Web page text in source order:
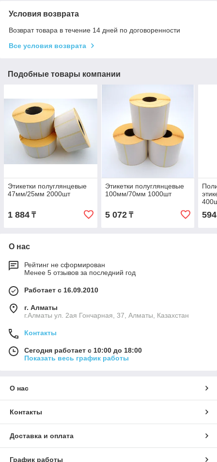
Условия возврата
Возврат товара в течение 14 дней по договоренности
Все условия возврата
Подобные товары компании
Этикетки полуглянцевые
47мм/25мм 2000шт
1 884 ₸
Этикетки полуглянцевые
100мм/70мм 1000шт
5 072₸ 594
О нас
Рейтинг не сформирован
Менее 5 отзывов за последний год
Работает с 16.09.2010
г. Алматы
г.Алматы ул. 2ая Гончарная, 37, Алматы, Казахстан
Контакты
Сегодня работает с 10:00 до 18:00
Показать весь график работы
О нас
Контакты
Доставка и оплата
График работы